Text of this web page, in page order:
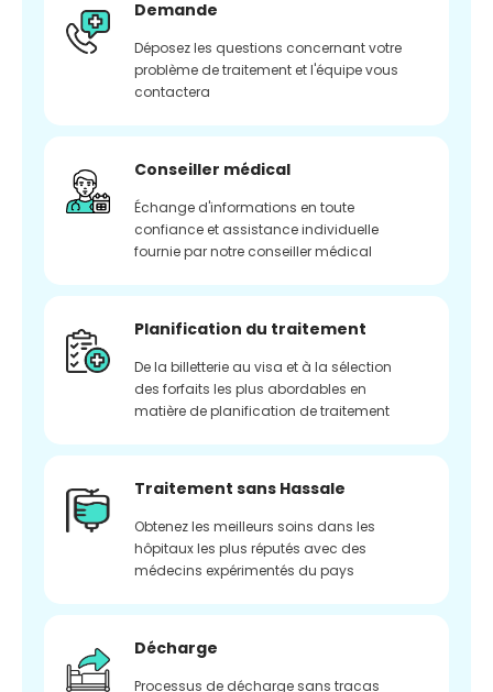
Demande
Déposez les questions concernant votre
problème de traitement et l'équipe vous
contactera
Conseiller médical
Échange d'informations en toute
confiance et assistance individuelle
fournie par notre conseiller médical
Planification du traitement
De la billetterie au visa et à la sélection
des forfaits les plus abordables en
matière de planification de traitement
Traitement sans Hassale
Obtenez les meilleurs soins dans les
hôpitaux les plus réputés avec des
médecins expérimentés du pays
Décharge
Processus de décharge sans tracas